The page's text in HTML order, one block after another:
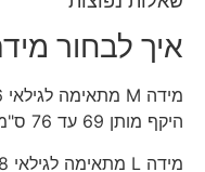
איך לבחור
היקף מותן 69 עד 76 ס"מ ומשקל 24 עד 32 ק"ג.